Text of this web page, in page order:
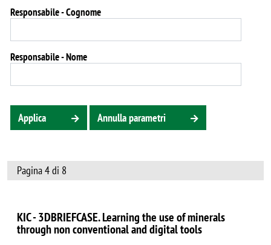
Responsabile - Cognome
Responsabile - Nome
Applica Annulla parametri
Pagina 4 di 8
KIC - 3DBRIEFCASE. Learning the use of minerals
through non conventional and digital tools